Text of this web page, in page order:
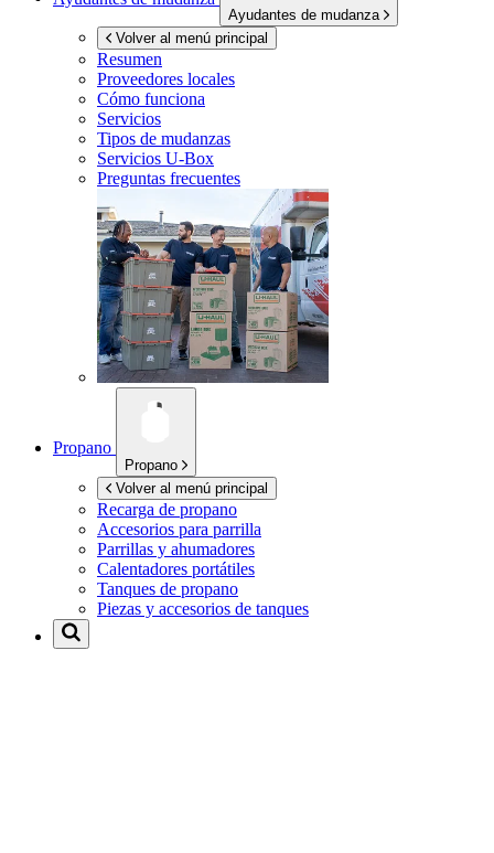
Ayudantes de mudanza
Volver al menú principal
Resumen
Proveedores locales
Cómo funciona
Servicios
Tipos de mudanzas
Servicios U-Box
Preguntas frecuentes
Propano
Propano
Volver al menú principal
Recarga de propano
Accesorios para parrilla
Parrillas y ahumadores
Calentadores portátiles
Tanques de propano
Piezas y accesorios de tanques